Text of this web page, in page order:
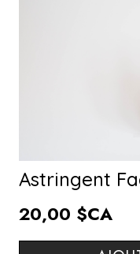
Astringent
20,00 $CA